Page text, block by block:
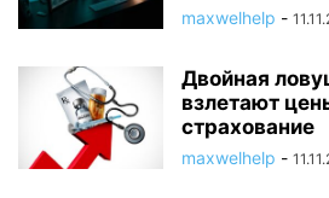
maxwelhelp -
Двойная
взлетают
страхование
maxwelhelp -